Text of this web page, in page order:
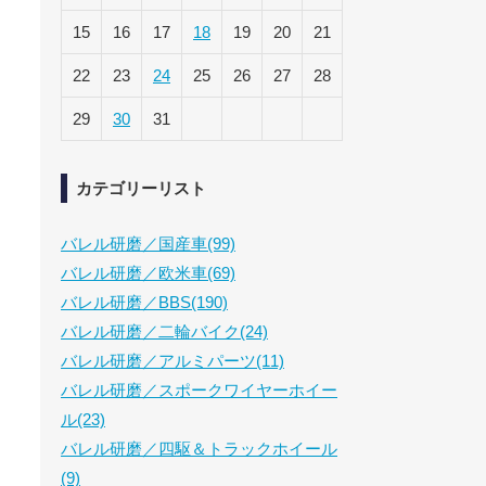
15 16 17 18 19 20 21
22 23 24 25 26 27 28
29 30 31
カテゴリーリスト
バレル研磨／国産車(99)
バレル研磨／欧米車(69)
バレル研磨／BBS(190)
バレル研磨／二輪バイク(24)
バレル研磨／アルミパーツ(11)
バレル研磨／スポークワイヤーホイー
ル(23)
バレル研磨／四駆＆トラックホイール
(9)